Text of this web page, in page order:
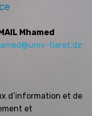
Mhamed
tiaret.dz
d’information et de
et